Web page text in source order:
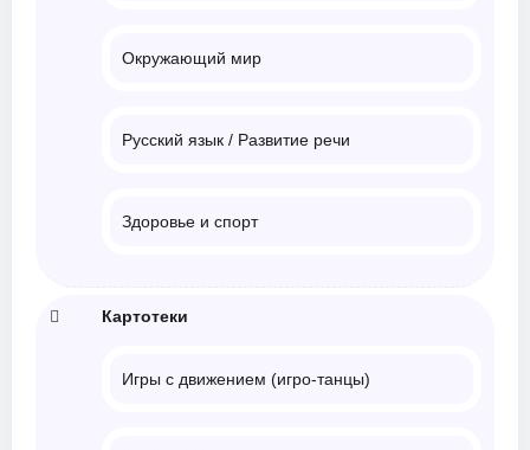
Окружающий мир
Русский язык / Развитие речи
Здоровье и спорт
Картотеки
Игры с движением (игро-танцы)